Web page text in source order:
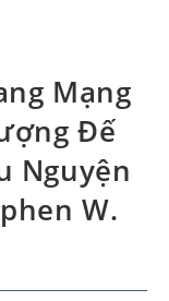
Mạng
Đế
Nguyện
W.